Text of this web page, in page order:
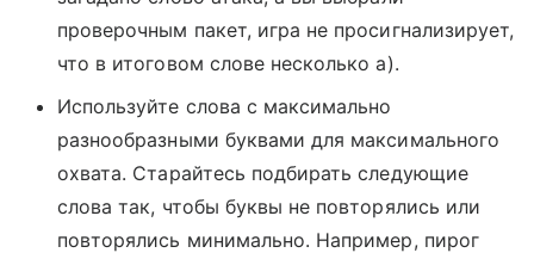
проверочным пакет, игра не просигнализирует,
что в итоговом слове несколько а).
Используйте слова с максимально
разнообразными буквами для максимального
охвата. Старайтесь подбирать следующие
слова так, чтобы буквы не повторялись или
повторялись минимально. Например, пирог